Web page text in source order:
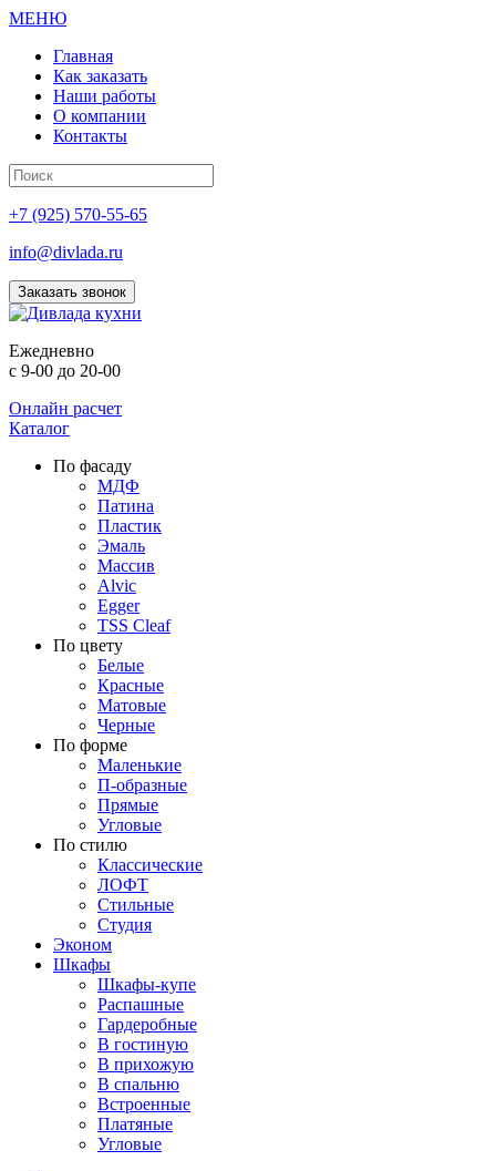
МЕНЮ
Главная
Как заказать
Наши работы
О компании
Контакты
+7 (925) 570-55-65
info@divlada.ru
Заказать звонок
Ежедневно
с 9-00 до 20-00
Онлайн расчет
Каталог
По фасаду
МДФ
Патина
Пластик
Эмаль
Массив
Alvic
Egger
TSS Cleaf
По цвету
Белые
Красные
Матовые
Черные
По форме
Маленькие
П-образные
Прямые
Угловые
По стилю
Классические
ЛОФТ
Стильные
Студия
Эконом
Шкафы
Шкафы-купе
Распашные
Гардеробные
В гостиную
В прихожую
В спальню
Встроенные
Платяные
Угловые